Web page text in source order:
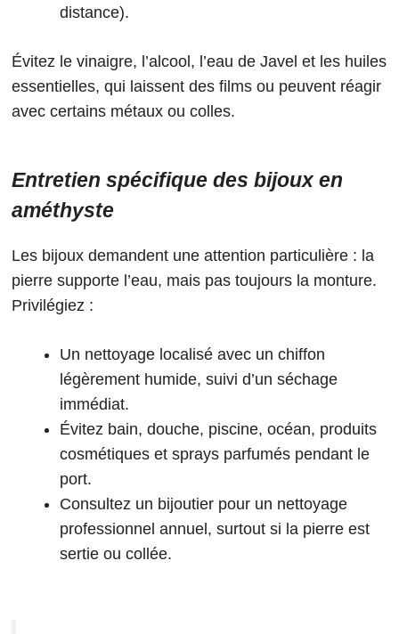
distance).
Évitez le vinaigre, l’alcool, l’eau de Javel et les huiles
essentielles, qui laissent des films ou peuvent réagir
avec certains métaux ou colles.
Entretien spécifique des bijoux en
améthyste
Les bijoux demandent une attention particulière : la
pierre supporte l’eau, mais pas toujours la monture.
Privilégiez :
Un nettoyage localisé avec un chiffon
légèrement humide, suivi d’un séchage
immédiat.
Évitez bain, douche, piscine, océan, produits
cosmétiques et sprays parfumés pendant le
port.
Consultez un bijoutier pour un nettoyage
professionnel annuel, surtout si la pierre est
sertie ou collée.